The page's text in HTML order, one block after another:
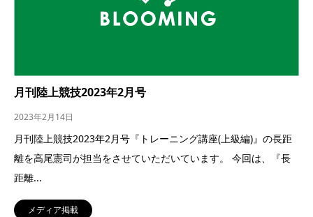
月刊陸上競技2023年2月号
2023年2月14日
月刊陸上競技2023年2月号『トレーニング講座(上級編)』の長距
離を高尾憲司が担当をさせていただいています。 今回は、『長
距離...
メディア掲載